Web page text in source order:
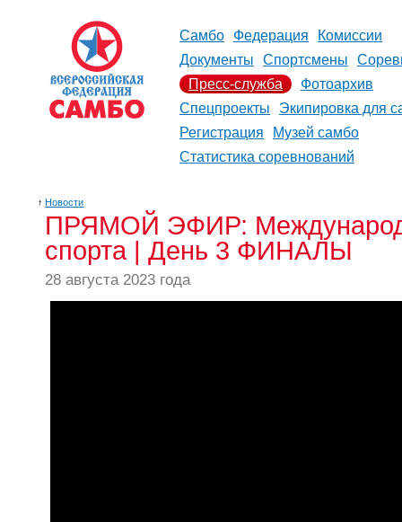
Самбо Федерация
Комиссии
Документы
Спортсмены
Пресс-служба
Фотоархив
Спецпроекты
Экипировка для
Регистрация
Музей самбо
Статистика соревнований
↑ Новости
ПРЯМОЙ ЭФИР:
спорта | День 3 ФИНАЛЫ
28 августа 2023 года